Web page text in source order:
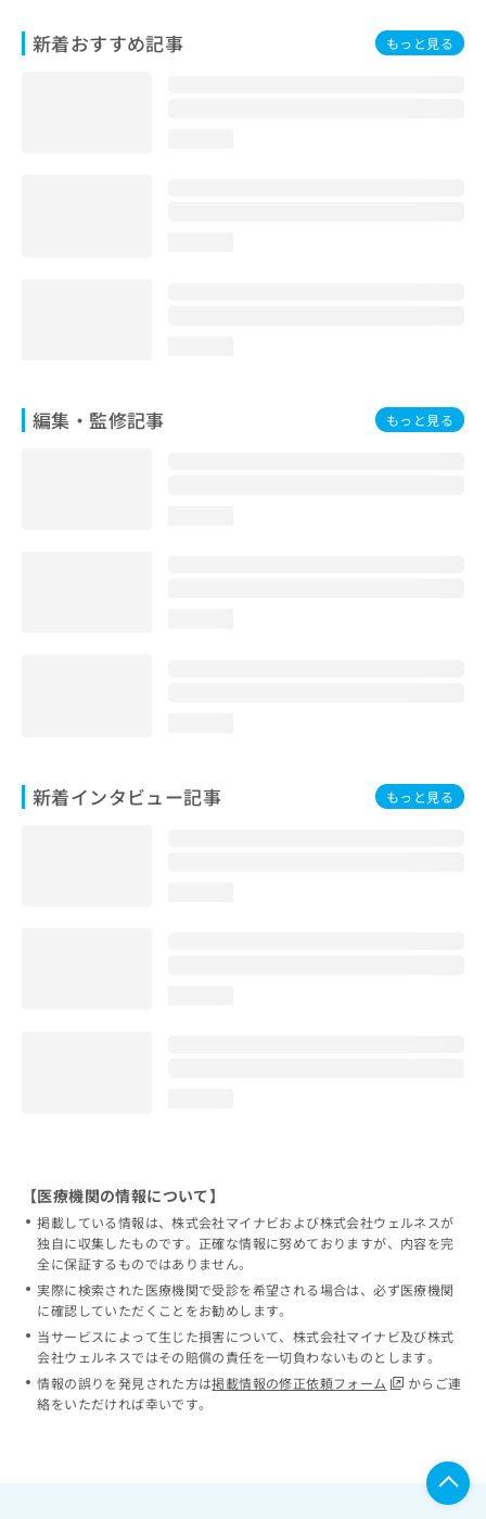
新着おすすめ記事 もっと見る
編集・監修記事 もっと見る
新着インタビュー記事 もっと見る
問
い
【医療機関の情報について】
掲載している情報は、株式会社マイナビおよび株式会社ウェルネスが
独自に収集したものです。正確な情報に努めておりますが、内容を完
全に保証するものではありません。
実際に検索された医療機関で受診を希望される場合は、必ず医療機関
に確認していただくことをお勧めします。
当サービスによって生じた損害について、株式会社マイナビ及び株式
会社ウェルネスではその賠償の責任を一切負わないものとします。
情報の誤りを発見された方は掲載情報の修正依頼フォーム
からご連
絡をいただければ幸いです。